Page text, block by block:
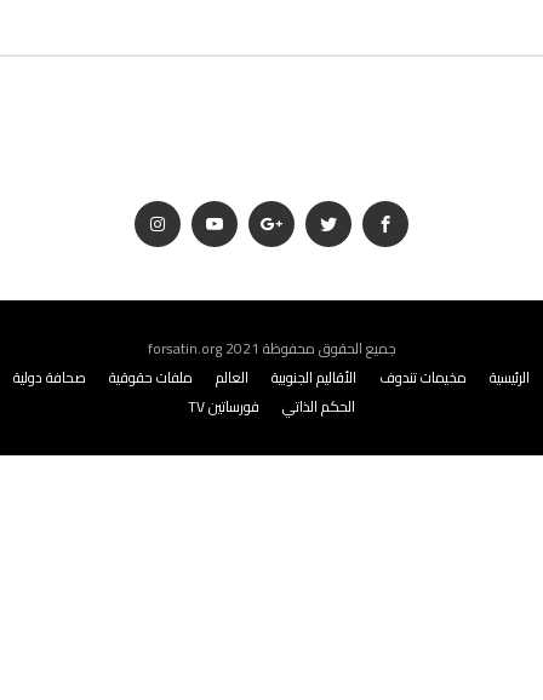
جميع الحقوق محفوظة 2021 forsatin.org
الرئيسية
مخيمات تندوف الأقاليم الجنوبية العالم ملفات حقوقية
صحافة دولية
الحكم الذاتي
فورساتين TV